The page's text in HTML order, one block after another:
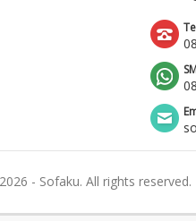
- Sofaku. All rights reserved.